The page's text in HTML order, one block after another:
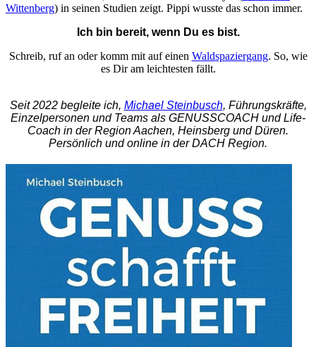
Wittenberg) in seinen Studien zeigt. Pippi wusste das schon immer.
Ich bin bereit, wenn Du es bist.
Schreib, ruf an oder komm mit auf einen Waldspaziergang. So, wie
es Dir am leichtesten fällt.
Seit 2022 begleite ich, Michael Steinbusch, Führungskräfte,
Einzelpersonen und Teams als GENUSSCOACH und Life-
Coach in der Region Aachen, Heinsberg und Düren.
Persönlich und online in der DACH Region.